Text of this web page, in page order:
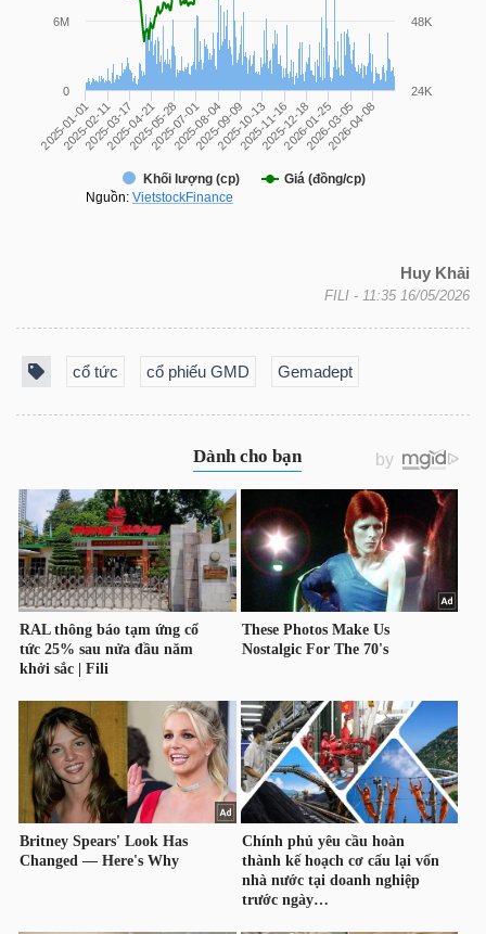
Huy Khải
FILI - 11:35 16/05/2026
cổ tức cổ phiếu GMD Gemadept
SECTOR
LƯỢNG
VẬT
LIỆU
CÔNG
TIÊU
DÙNG